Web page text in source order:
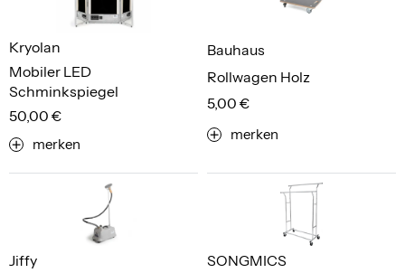
Mobiler LED
Schminkspiegel
Kryolan
50,00 €
merken
Rollwagen Holz
Bauhaus
5,00 €
merken
Jiffy SONGMICS